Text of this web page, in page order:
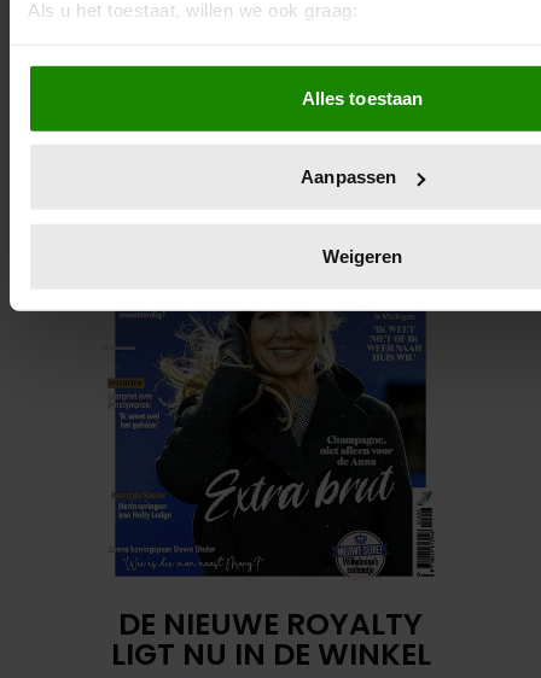
Als u het toestaat, willen we ook graag:
meter nauwkeurig kan zijn
Uw apparaat identificeren door het actief te scannen
eigenschappen (fingerprinting)
in. U kunt uw
functies voor social media te bieden en om ons
Ook delen we informatie over uw gebruik van onze site met
social media, adverteren en analyse. Deze partners kunnen
combineren met andere informatie die u aan ze heeft
verzameld op basis van uw gebruik van hun services. U
onze cookies als u onze website blijft gebruiken.
Alles toestaan
Aanpassen
Weigeren
DE NIEUWE ROYALTY
LIGT NU IN DE WINKEL